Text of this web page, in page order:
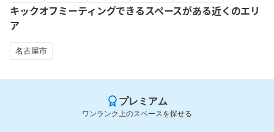
キックオフミーティングできるスペースがある近くのエリ
ア
名古屋市
プレミアム
ワンランク上のスペースを探せる